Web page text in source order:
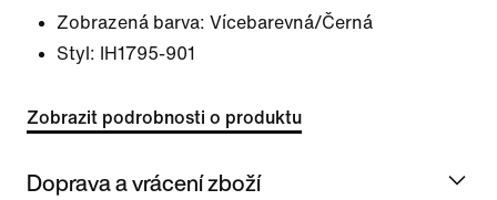
Zobrazená barva: Vícebarevná/Černá
Styl:
IH1795-901
Zobrazit podrobnosti o produktu
Doprava a vrácení zboží